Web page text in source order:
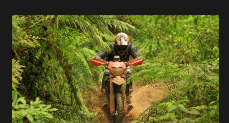
Licença FIM
Federações
Calendário
Competições
Pilotos